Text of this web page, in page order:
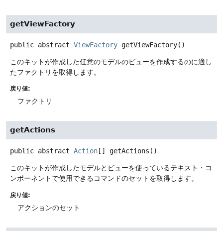
getViewFactory
public abstract ViewFactory getViewFactory()
このキットが作成した任意のモデルのビューを作成するのに適し
たファクトリを取得します。
戻り値:
ファクトリ
getActions
public abstract Action [] getActions ()
このキットが作成したモデルとビューを使っているテキスト・コ
ンポーネントで使用できるコマンドのセットを取得します。
戻り値:
アクションのセット